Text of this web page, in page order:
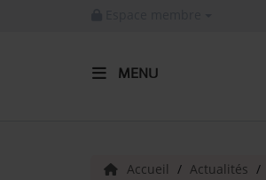
MENU
Accueil Actualités